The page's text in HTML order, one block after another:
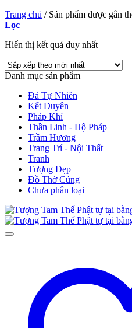
Trang chủ /Sản phẩm được gắn
Lọc
Hiển thị kết quả duy nhất
Danh mục sản phẩm
Đá Tự Nhiên
Kết Duyên
Pháp Khí
Thần Linh - Hộ Pháp
Trầm Hương
Trang Trí - Nội Thất
Tranh
Tượng Đẹp
Đồ Thờ Cúng
Chưa phân loại